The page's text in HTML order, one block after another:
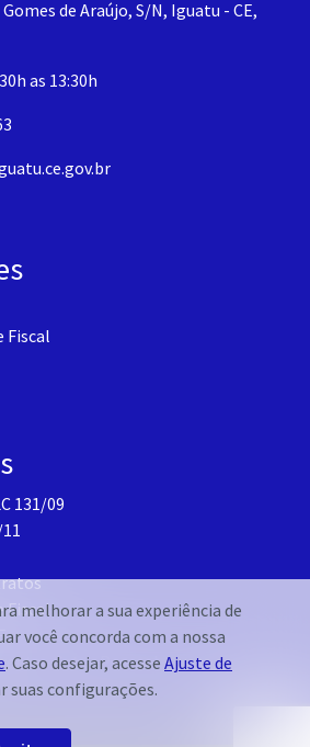
de Araújo, S/N, Iguatu - CE,
as 13:30h
Fiscal
131/09
Fiscal
- Setor Pessoal
melhorar a sua experiência de
você concorda com a nossa
. Caso desejar, acesse Ajuste de
suas configurações.